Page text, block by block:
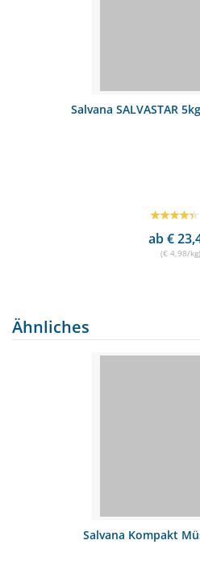
Salvana SALVASTAR
ab €
(€ 4,98/kg)
Ähnliches
Salvana Kompakt